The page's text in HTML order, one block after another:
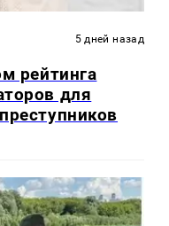
5 дней назад
рейтинга
для